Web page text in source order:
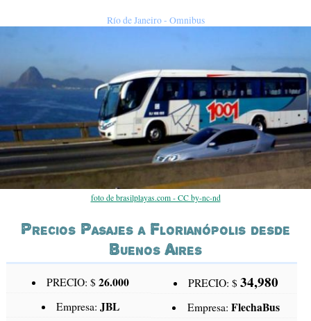
Río de Janeiro - Omnibus
foto de brasilplayas.com - CC by-nc-nd
Precios Pasajes a Florianópolis desde
Buenos Aires
PRECIO: $26.000
Empresa:JBL
PRECIO: $34,980
Empresa: FlechaBus